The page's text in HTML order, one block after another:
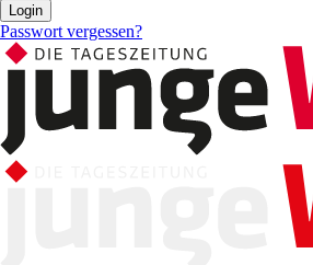
Login
Passwort vergessen?